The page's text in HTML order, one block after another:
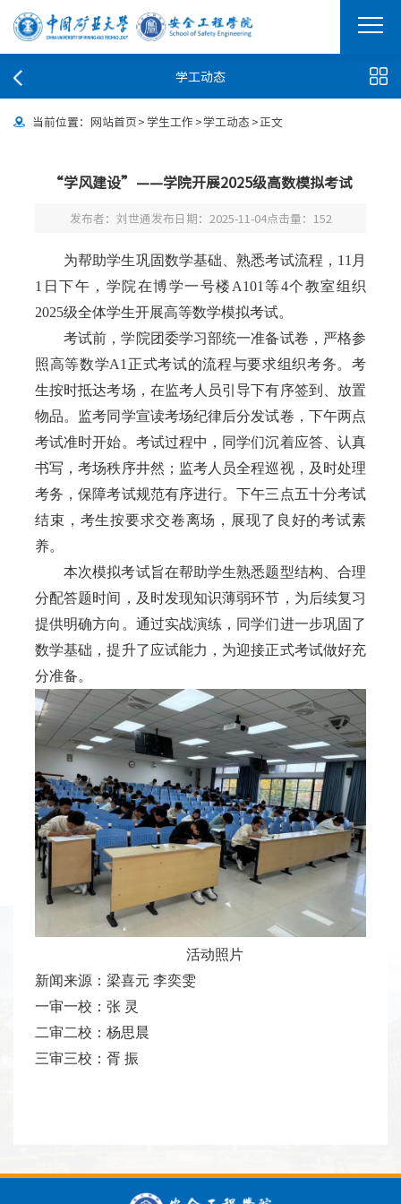
学工动态
当前位置： 网站首页>学生工作 >学工动态 >正文
“学风建设”——学院开展2025级高数模拟考试
发布者：刘世通发布日期：2025-11-04点击量： 152
为帮助学生巩固数学基础、熟悉考试流程，11月
1日下午，学院在博学一号楼A101等4个教室组织
2025级全体学生开展高等数学模拟考试。
考试前，学院团委学习部统一准备试卷，严格参
照高等数学A1正式考试的流程与要求组织考务。考
生按时抵达考场，在监考人员引导下有序签到、放置
物品。监考同学宣读考场纪律后分发试卷，下午两点
考试准时开始。考试过程中，同学们沉着应答、认真
书写，考场秩序井然；监考人员全程巡视，及时处理
考务，保障考试规范有序进行。下午三点五十分考试
结束，考生按要求交卷离场，展现了良好的考试素
养。
本次模拟考试旨在帮助学生熟悉题型结构、合理
分配答题时间，及时发现知识薄弱环节，为后续复习
提供明确方向。通过实战演练，同学们进一步巩固了
数学基础，提升了应试能力，为迎接正式考试做好充
分准备。
活动照片
新闻来源：梁喜元 李奕雯
一审一校：张 灵
二审二校：杨思晨
三审三校：胥 振